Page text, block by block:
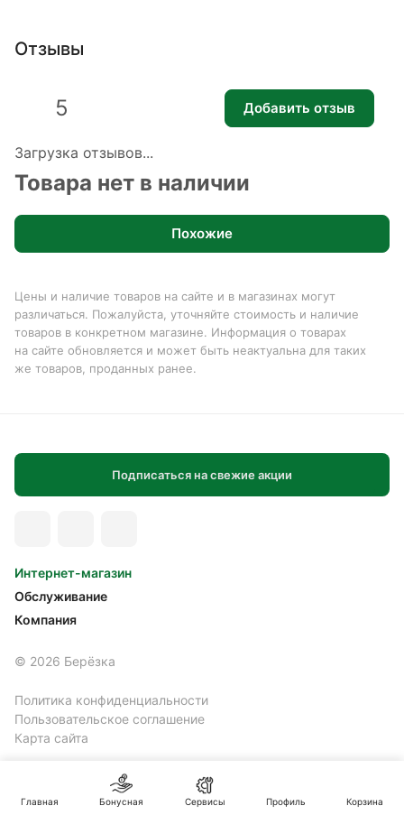
Отзывы
Загрузка отзывов...
5 Добавить отзыв
Товара нет в наличии
Похожие
Цены и наличие товаров на сайте и в магазинах могут
различаться. Пожалуйста, уточняйте стоимость и наличие
товаров в конкретном магазине. Информация о товарах
на сайте обновляется и может быть неактуальна для таких
же товаров, проданных ранее.
Подписаться на свежие акции
Интернет-магазин
Обслуживание
Компания
© 2026 Берёзка
Политика конфиденциальности
Пользовательское соглашение
Карта сайта
Главная Бонусная Сервисы Профиль Корзина